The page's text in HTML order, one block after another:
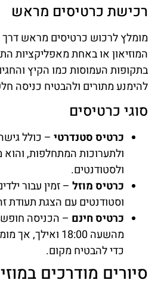
רכישת כרטיסים מראש
מומלץ לרכוש כרטיסים מראש
המוזיאון או באחת מאפליקציות
בתקופות העמוסות כמו הקיץ
להימנע מתורים ולהבטיח כניסה
סוגי כרטיסים
כרטיס סטנדרטי – כולל
ולתערוכות המתחלפות, והוא
ולסטודנטים.
כרטיס מוזל – זמין עבור
וסטודנטים עם הצגת תעודת
כרטיס חינם – הכניסה
מהשעה 18:00
כדי להבטיח מקום.
סיורים מודרכים